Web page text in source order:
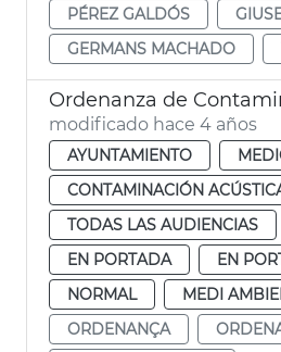
PÉREZ GALDÓS
GERMANS MACHADO
Ordenanza de
modificado hace 4 años
AYUNTAMIENTO
CONTAMINACIÓN
TODAS LAS AUDIENCIAS
EN PORTADA
EN
NORMAL
MEDI
ORDENANÇA